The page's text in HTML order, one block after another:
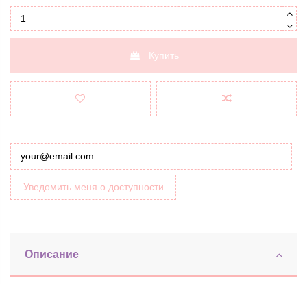
Купить
Уведомить меня о доступности
Описание